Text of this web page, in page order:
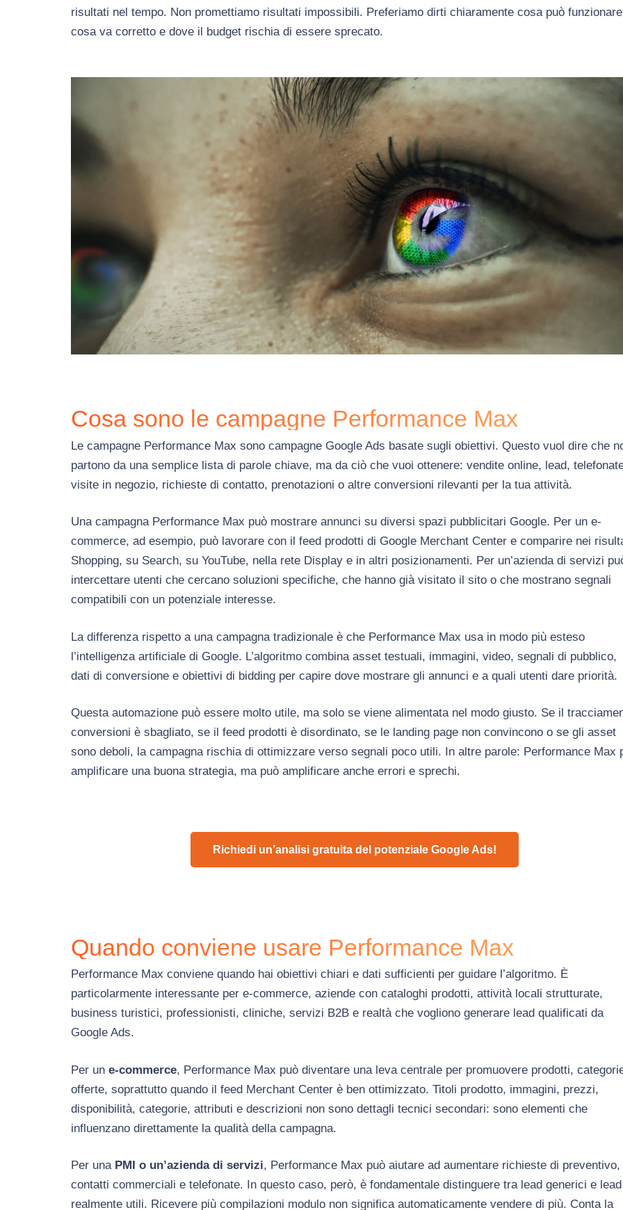
risultati nel tempo. Non promettiamo risultati impossibili. Preferiamo dirti chiaramente cosa può
cosa va corretto e dove il budget rischia di essere sprecato.
Cosa sono le campagne Performance Max
Le campagne Performance Max sono campagne Google Ads basate sugli obiettivi. Questo vuol dire che
partono da una semplice lista di parole chiave, ma da ciò che vuoi ottenere: vendite online, lead,
visite in negozio, richieste di contatto, prenotazioni o altre conversioni rilevanti per la tua attività.
Una campagna Performance Max può mostrare annunci su diversi spazi pubblicitari Google. Per un e-
commerce, ad esempio, può lavorare con il feed prodotti di Google Merchant Center e comparire nei
Shopping, su Search, su YouTube, nella rete Display e in altri posizionamenti. Per un’azienda di servizi
intercettare utenti che cercano soluzioni specifiche, che hanno già visitato il sito o che mostrano segnali
compatibili con un potenziale interesse.
La differenza rispetto a una campagna tradizionale è che Performance Max usa in modo più esteso
l’intelligenza artificiale di Google. L’algoritmo combina asset testuali, immagini, video, segnali di pubblico,
dati di conversione e obiettivi di bidding per capire dove mostrare gli annunci e a quali utenti dare priorità.
Questa automazione può essere molto utile, ma solo se viene alimentata nel modo giusto. Se il
conversioni è sbagliato, se il feed prodotti è disordinato, se le landing page non convincono o se gli asset
sono deboli, la campagna rischia di ottimizzare verso segnali poco utili. In altre parole: Performance Max
amplificare una buona strategia, ma può amplificare anche errori e sprechi.
Richiedi un’analisi gratuita del potenziale Google Ads!
Quando conviene usare Performance Max
Performance Max conviene quando hai obiettivi chiari e dati sufficienti per guidare l’algoritmo. È
particolarmente interessante per e-commerce, aziende con cataloghi prodotti, attività locali strutturate,
business turistici, professionisti, cliniche, servizi B2B e realtà che vogliono generare lead qualificati da
Google Ads.
Per un e-commerce, Performance Max può diventare una leva centrale per promuovere prodotti,
offerte, soprattutto quando il feed Merchant Center è ben ottimizzato. Titoli prodotto, immagini, prezzi,
disponibilità, categorie, attributi e descrizioni non sono dettagli tecnici secondari: sono elementi che
influenzano direttamente la qualità della campagna.
Per una PMI o un’azienda di servizi, Performance Max può aiutare ad aumentare richieste di preventivo,
contatti commerciali e telefonate. In questo caso, però, è fondamentale distinguere tra lead generici e lead
realmente utili. Ricevere più compilazioni modulo non significa automaticamente vendere di più. Conta la